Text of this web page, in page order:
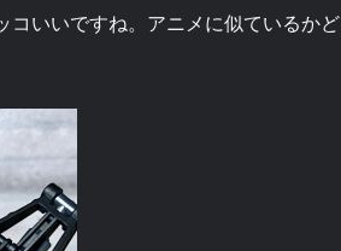
コいいですね。アニメに似ているかど